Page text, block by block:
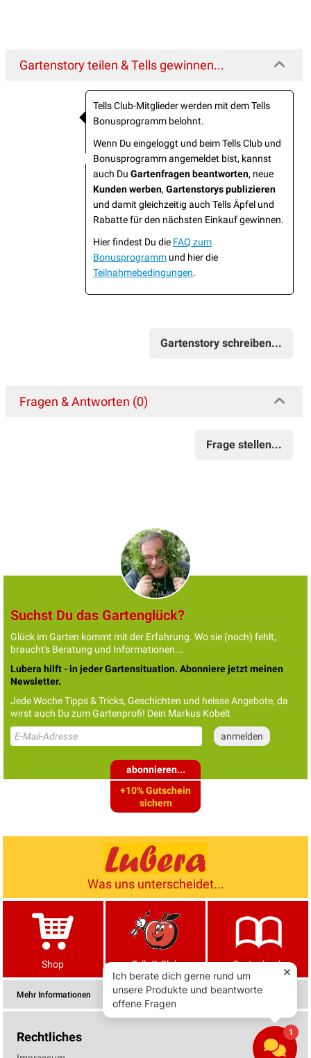
Gartenstory teilen & Tells gewinnen...
Tells Club-Mitglieder werden mit dem Tells
Bonusprogramm belohnt.
Wenn Du eingeloggt und beim Tells Club und
Bonusprogramm angemeldet bist, kannst
auch Du Gartenfragen beantworten, neue
Kunden werben, Gartenstorys publizieren
und damit gleichzeitig auch Tells Äpfel und
Rabatte für den nächsten Einkauf gewinnen.
Hier findest Du die FAQ zum
Bonusprogramm und hier die
Teilnahmebedingungen.
Gartenstory schreiben...
Fragen & Antworten (0)
Frage stellen...
Suchst Du das Gartenglück?
Glück im Garten kommt mit der Erfahrung. Wo sie (noch) fehlt,
braucht's Beratung und Informationen...
Lubera hilft - in jeder Gartensituation. Abonniere jetzt meinen
Newsletter.
Jede Woche Tipps & Tricks, Geschichten und heisse Angebote, da
wirst auch Du zum Gartenprofi! Dein Markus Kobelt
abonnieren...
+10% Gutschein
sichern
Was uns unterscheidet...
Shop Tells® Club Gartenbuch
Mehr Informationen
Rechtliches